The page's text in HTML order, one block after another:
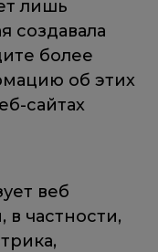
лишь
создавала
более
об этих
сайтах
веб
в частности,